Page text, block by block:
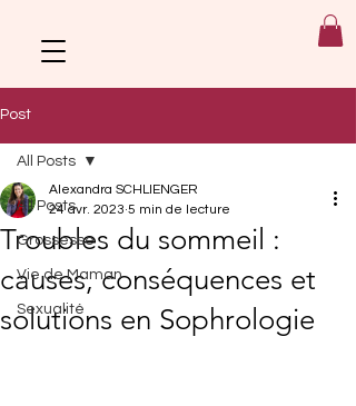
Post
All Posts
Grossesse
Vie de Maman
Sexualité
All Posts
Troubles du sommeil :
causes, conséquences et
solutions en Sophrologie
Alexandra SCHLIENGER
24 avr. 2023 5 min de lecture